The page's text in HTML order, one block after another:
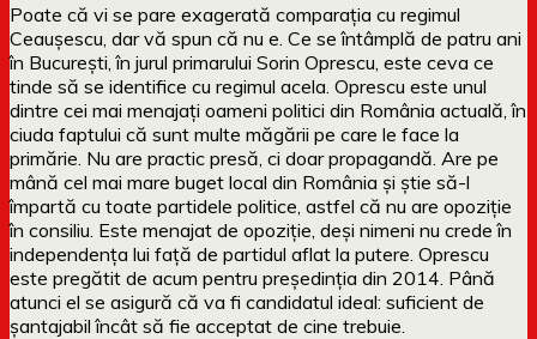
Poate că vi se pare exagerată comparația cu regimul
Ceaușescu, dar vă spun că nu e. Ce se întâmplă de patru ani
în București, în jurul primarului Sorin Oprescu, este ceva ce
tinde să se identifice cu regimul acela. Oprescu este unul
dintre cei mai menajați oameni politici din România actuală, în
ciuda faptului că sunt multe măgării pe care le face la
primărie. Nu are practic presă, ci doar propagandă. Are pe
mână cel mai mare buget local din România și știe să-l
împartă cu toate partidele politice, astfel că nu are opoziție
în consiliu. Este menajat de opoziție, deși nimeni nu crede în
independența lui față de partidul aflat la putere. Oprescu
este pregătit de acum pentru președinția din 2014. Până
atunci el se asigură că va fi candidatul ideal: suficient de
șantajabil încât să fie acceptat de cine trebuie.